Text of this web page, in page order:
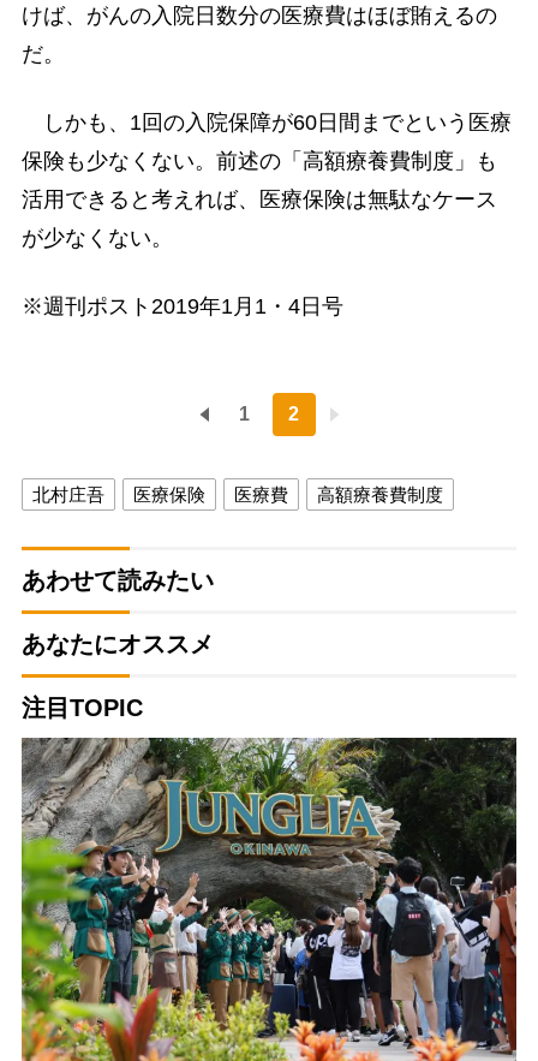
けば、がんの入院日数分の医療費はほぼ賄えるの
だ。
しかも、1回の入院保障が60日間までという医療
保険も少なくない。前述の「高額療養費制度」も
活用できると考えれば、医療保険は無駄なケース
が少なくない。
※週刊ポスト2019年1月1・4日号
1 2
北村庄吾 医療保険 医療費 高額療養費制度
あわせて読みたい
あなたにオススメ
注目TOPIC